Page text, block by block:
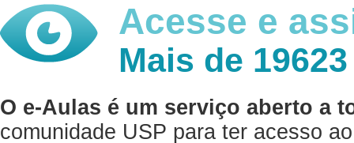
Acesse e
Mais de
O e-Aulas é um serviço aberto a
comunidade USP para ter acesso